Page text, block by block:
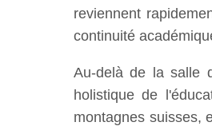
reviennent
continuité
Au-delà de la salle
holistique de
montagnes suisses,